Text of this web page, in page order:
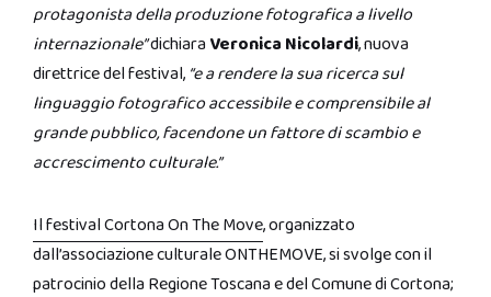
protagonista della produzione fotografica a livello
internazionale”dichiara Veronica Nicolardi, nuova
direttrice del festival, “e a rendere la sua ricerca sul
linguaggio fotografico accessibile e comprensibile al
grande pubblico, facendone un fattore di scambio e
accrescimento culturale.”
Il festival Cortona On The Move, organizzato
dall’associazione culturale ONTHEMOVE, si svolge con il
patrocinio della Regione Toscana e del Comune di Cortona;